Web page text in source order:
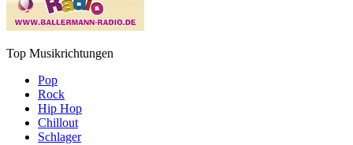
Top Musikrichtungen
Pop
Rock
Hip Hop
Chillout
Schlager